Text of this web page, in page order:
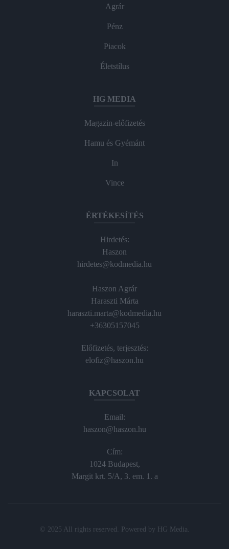
Agrár
Pénz
Piacok
Életstílus
HG MEDIA
Magazin-előfizetés
Hamu és Gyémánt
In
Vince
ÉRTÉKESÍTÉS
Hirdetés:
Haszon
hirdetes@kodmedia.hu
Haszon Agrár
Haraszti Márta
haraszti.marta@kodmedia.hu
+36305157045
Előfizetés, terjesztés:
elofiz@haszon.hu
KAPCSOLAT
Email:
haszon@haszon.hu
Cím:
1024 Budapest,
Margit krt. 5/A, 3. em. 1. a
© 2025 All rights reserved. Powered by HG Media